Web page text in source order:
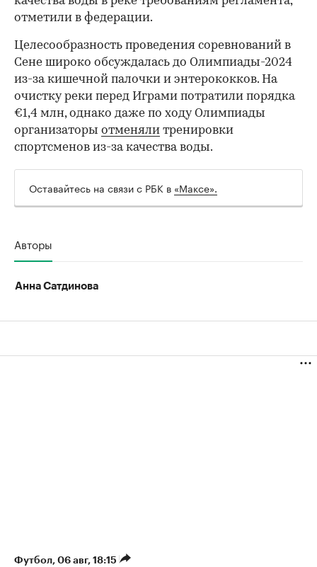
отметили в федерации.
Целесообразность проведения соревнований в
Сене широко обсуждалась до Олимпиады-2024
из-за кишечной палочки и энтерококков. На
очистку реки перед Играми потратили порядка
€1,4 млн, однако даже по ходу Олимпиады
организаторы отменяли тренировки
спортсменов из-за качества воды.
Оставайтесь на связи с РБК в «Максе».
Авторы
Анна Сатдинова
Футбол⁠, 06 авг, 18:15